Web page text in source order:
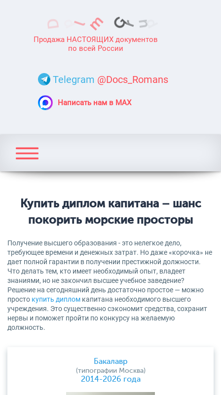
Продажа НАСТОЯЩИХ документов
по всей России
Telegram @Docs_Romans
Написать нам в MAX
Купить диплом капитана – шанс
покорить морские просторы
Получение высшего образования - это нелегкое дело,
требующее времени и денежных затрат. Но даже «корочка» не
дает полной гарантии в получении престижной должности.
Что делать тем, кто имеет необходимый опыт, владеет
знаниями, но не закончил высшее учебное заведение?
Решение на сегодняшний день достаточно простое — можно
просто купить диплом капитана необходимого высшего
учреждения. Это существенно сэкономит средства, сохранит
нервы и поможет пройти по конкурсу на желаемую
должность.
Бакалавр
(типографии Москва)
2014-2026 года